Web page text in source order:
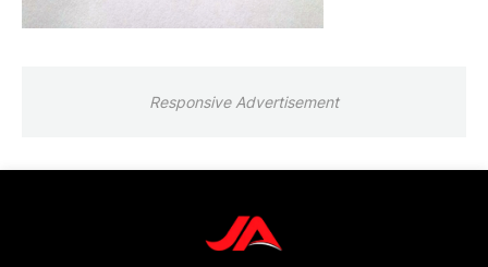
Responsive Advertisement